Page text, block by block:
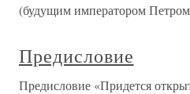
(будущим императором Петром
Предисловие
Предисловие «Придется